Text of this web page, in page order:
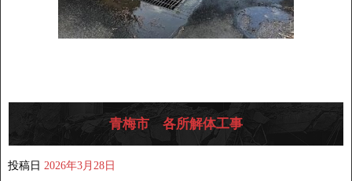
青梅市 各所解体工事
投稿日 2026年3月28日